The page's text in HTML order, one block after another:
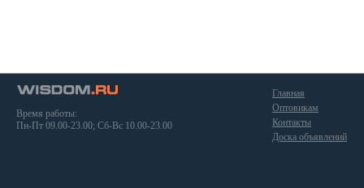
Время работы:
Пн-Пт 09.00-23.00; Сб-Вс 10.00-23.00
Главная
Оптовикам
Контакты
Доска объявлений